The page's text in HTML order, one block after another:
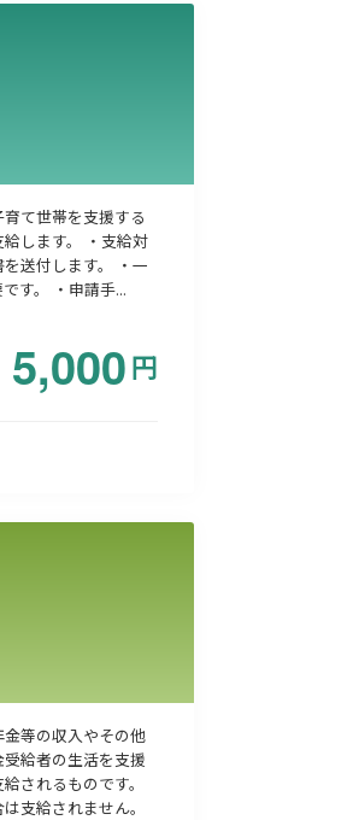
て世帯を支援する
します。 ・支給対
送付します。 ・一
す。 ・申請手...
5,000円
等の収入やその他
給者の生活を支援
されるものです。
支給されません。